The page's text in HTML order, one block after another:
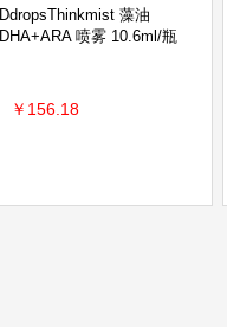
DdropsThinkmist 藻油
DHA+ARA 喷雾 10.6ml/瓶
￥156.18